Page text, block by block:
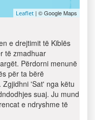
Leaflet | © Google Maps
e drejtimit të Kiblës
të zmadhuar
Përdorni menunë
për ta bërë
'Sat' nga këtu
suaj. Ju mund
e ndryshme të